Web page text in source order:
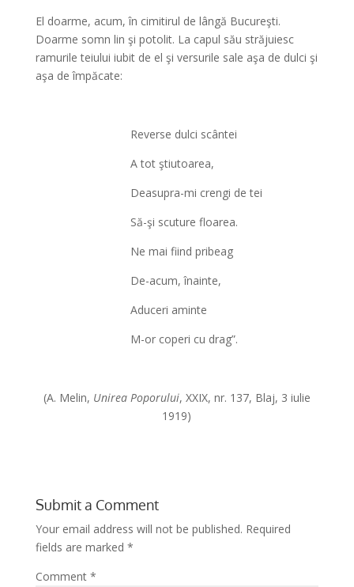
El doarme, acum, în cimitirul de lângă Bucureşti.
Doarme somn lin şi potolit. La capul său străjuiesc
ramurile teiului iubit de el şi versurile sale aşa de dulci şi
aşa de împăcate:
Reverse dulci scântei
A tot ştiutoarea,
Deasupra-mi crengi de tei
Să-şi scuture floarea.
Ne mai fiind pribeag
De-acum, înainte,
Aduceri aminte
M-or coperi cu drag”.
(A. Melin, Unirea Poporului, XXIX, nr. 137, Blaj, 3 iulie
1919)
Submit a Comment
Your email address will not be published. Required
fields are marked *
Comment *